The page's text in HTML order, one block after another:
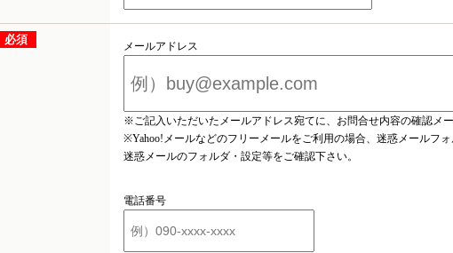
必須 メールアドレス
※ご記入いただいたメールアドレス宛てに、お問合せ内容の確認メー
※Yahoo!メールなどのフリーメールをご利用の場合、迷惑メールフォ
迷惑メールのフォルダ・設定等をご確認下さい。
電話番号